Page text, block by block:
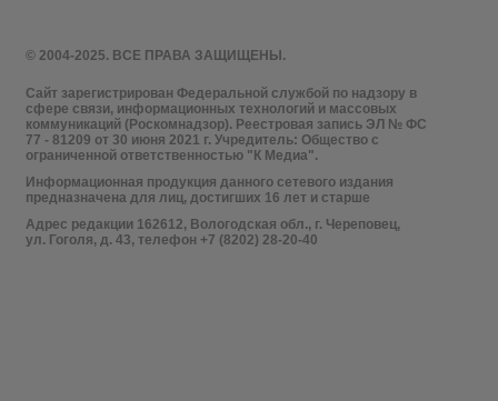
© 2004-2025. ВСЕ ПРАВА ЗАЩИЩЕНЫ.
Сайт зарегистрирован Федеральной службой по надзору в
сфере связи, информационных технологий и массовых
коммуникаций (Роскомнадзор). Реестровая запись ЭЛ № ФС
77 - 81209 от 30 июня 2021 г. Учредитель: Общество с
ограниченной ответственностью "К Медиа".
Информационная продукция данного сетевого издания
предназначена для лиц, достигших 16 лет и старше
Адрес редакции 162612, Вологодская обл., г. Череповец,
ул. Гоголя, д. 43, телефон +7 (8202) 28-20-40